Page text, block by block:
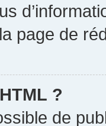
page de
?
de